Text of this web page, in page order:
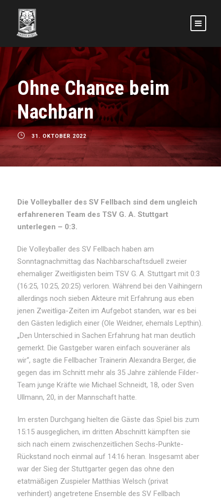
Ohne Chance beim
Nachbarn
31. OKTOBER 2022
Die Volleyballer des SV Fellbach sind dem ungleich
erfahreneren Team des TSV G. A. Stuttgart
unterlegen – 0:3.
Die Volleyballer des SV Fellbach haben am
Sonntagnachmittag das Nachbarschaftsduell zweier
ehemaliger Zweitligisten beim TSV G. A. Stuttgart mit 0:3
(16:25, 10:25, 20:25) verloren. Während bei den Vaihingern
allerdings noch sieben Akteure mit Erfahrung aus eben
jenen Zweitliga-Zeiten im Aufgebot standen, war es bei
den Gästen lediglich einer (Ole Weidner, ehemals Lepthin).
„Den Unterschied in Sachen Erfahrung hat man deutlich
gemerkt. Die Gastgeber waren einfach souveräner als
wir“, sagte die Fellbacher Trainerin Alexandra Berger, die
gegen das im Schnitt mehr als 35 Jahre zählende Filder-
Team junge Kräfte wie Michael Schneidt, 18, oder Sven
Ullmann, 20, in der Mannschaft hatte.
Im ersten Durchgang hielten die Gäste das Spiel bis zum
15:15 ausgeglichen, im dritten Abschnitt kämpften sie
sich nach einem zwischenzeitlichen Sechs-Punkte-
Rückstand noch einmal auf 14:16 heran. Insgesamt aber
war der Sieg der Stuttgarter gegen das ohne den
etatmäßigen Zuspieler Matthias Welsch (privat
verhindert) angetretene Ensemble des SV Fellbach